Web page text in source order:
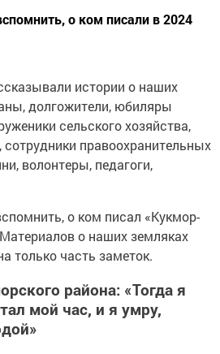
о ком писали в 2024
истории о наших
долгожители, юбиляры
сельского хозяйства,
правоохранительных
волонтеры, педагоги,
о ком писал «Кукмор-
о наших земляках
только часть заметок.
района: «Тогда я
мой час, и я умру,